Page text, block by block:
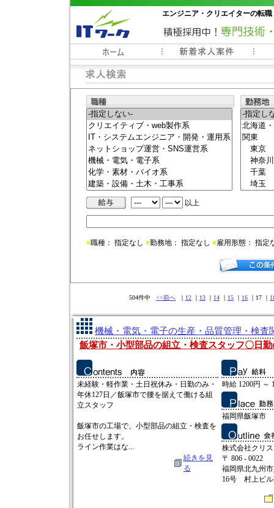
エンジニア・クリエイターの転
常時3000件以上の求人情報掲載中
以上
■職種： 指定なし ■勤務地： 指定なし ■雇用形態： 指定
504件中 <<前へ ｜ 12 ｜ 13 ｜ 14 ｜ 15 ｜ 16 ｜17 ｜
機械・電気・電子の生産・品質管理・検査
飯塚市・小型部品の組立・検査スタッフ〇日
未経験・軽作業・土日祝休み・日勤のみ・
年休127日／飯塚市で腰を据えて働ける組
立スタッフ
飯塚市の工場で、小型部品の組立・検査を
お任せします。
ライン作業はな...
続きを見
る
時給 1200円 ～
福岡県飯塚市
株式会社クリ
〒 806 - 0022
福岡県北九州
16号 村上ビル